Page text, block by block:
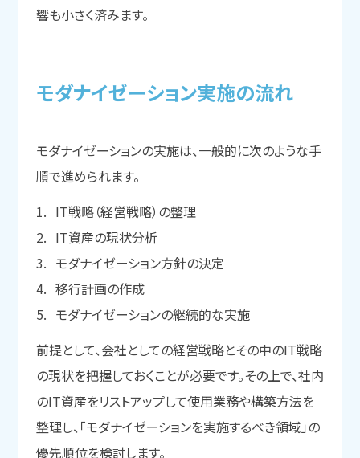
響も小さく済みます。
モダナイゼーション実施の流れ
モダナイゼーションの実施は、一般的に次のような手
順で進められます。
IT戦略（経営戦略）の整理
IT資産の現状分析
モダナイゼーション方針の決定
移行計画の作成
モダナイゼーションの継続的な実施
前提として、会社としての経営戦略とその中のIT戦略
の現状を把握しておくことが必要です。その上で、社内
のIT資産をリストアップして使用業務や構築方法を
整理し、「モダナイゼーションを実施するべき領域」の
優先順位を検討します。